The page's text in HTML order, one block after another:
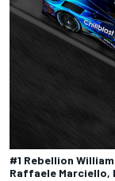
#1 Rebellion
Raffaele Marciello,